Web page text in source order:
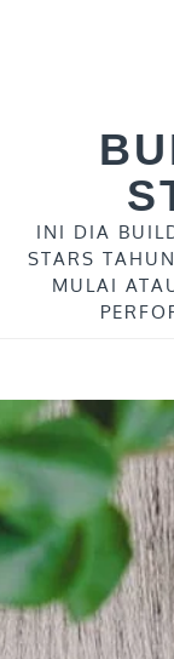
INI DIA
STARS
MULAI